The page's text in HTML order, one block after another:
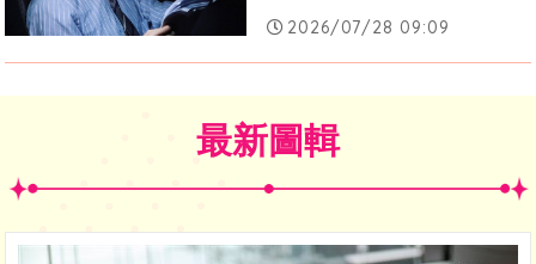
2026/07/28 09:09
最新圖輯